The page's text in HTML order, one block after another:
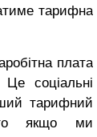
тарифна
плата
соціальні
тарифний
якщо ми